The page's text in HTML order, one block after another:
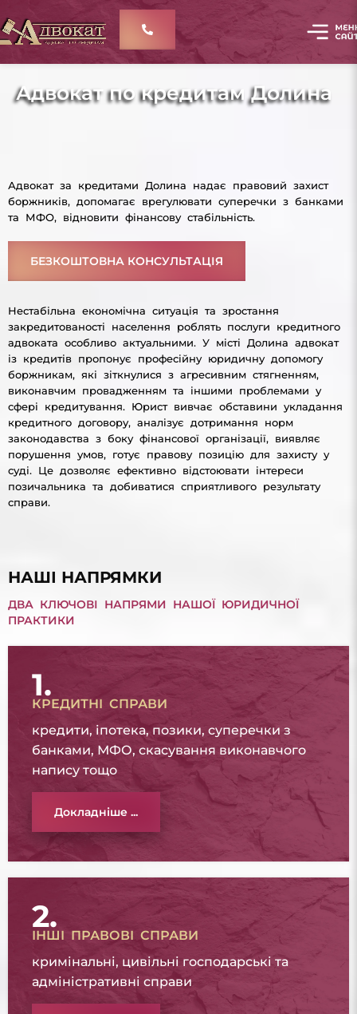
Адвокат по кредитам Долина
Адвокат за кредитами Долина надає правовий захист
боржників, допомагає врегулювати суперечки з банками
та МФО, відновити фінансову стабільність.
БЕЗКОШТОВНА КОНСУЛЬТАЦІЯ
Нестабільна економічна ситуація та зростання
закредитованості населення роблять послуги кредитного
адвоката особливо актуальними. У місті Долина адвокат
із кредитів пропонує професійну юридичну допомогу
боржникам, які зіткнулися з агресивним стягненням,
виконавчим провадженням та іншими проблемами у
сфері кредитування. Юрист вивчає обставини укладання
кредитного договору, аналізує дотримання норм
законодавства з боку фінансової організації, виявляє
порушення умов, готує правову позицію для захисту у
суді. Це дозволяє ефективно відстоювати інтереси
позичальника та добиватися сприятливого результату
справи.
НАШІ НАПРЯМКИ
ДВА КЛЮЧОВІ НАПРЯМИ НАШОЇ ЮРИДИЧНОЇ
ПРАКТИКИ
1.
КРЕДИТНІ СПРАВИ
кредити, іпотека, позики, суперечки з
банками, МФО, скасування виконавчого
напису тощо
Докладніше ...
2.
ІНШІ ПРАВОВІ СПРАВИ
кримінальні, цивільні господарські та
адміністративні справи